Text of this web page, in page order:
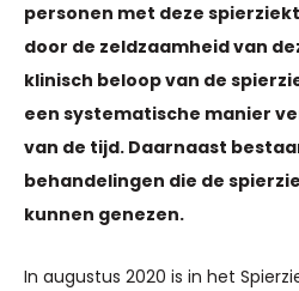
personen met deze
door de zeldzaamheid van
klinisch beloop van de
een systematische manier
van de tijd. Daarnaast
behandelingen die de
kunnen genezen.
In augustus 2020 is in het